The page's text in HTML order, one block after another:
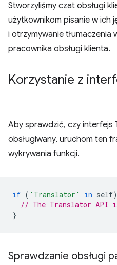
Stworzyliśmy czat obsługi
użytkownikom pisanie w ich
i otrzymywanie tłumaczenia
pracownika obsługi klienta.
Korzystanie z
Aby sprawdzić, czy interfejs
obsługiwany, uruchom ten
wykrywania funkcji.
if ( 'Translator' in self)
// The Translator API
}
Sprawdzanie obsługi